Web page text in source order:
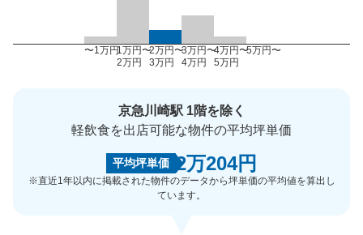
〜1万円1万円〜
2万円
2万円〜
3万円
3万円〜
4万円
4万円〜
5万円
5万円〜
京急川崎駅 1階を除く
軽飲食を出店可能な物件の平均坪単価
平均坪単価 2万204円
※直近1年以内に掲載された物件のデータから坪単価の平均値を算出し
ています。